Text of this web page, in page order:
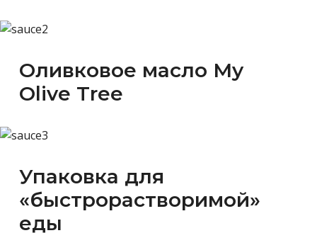
Оливковое масло My
Olive Tree
Упаковка для
«быстрорастворимой»
еды